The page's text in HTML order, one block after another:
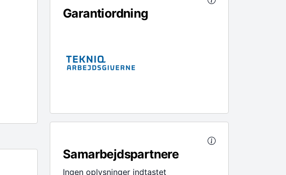
Garantiordning
Samarbejdspartnere
Ingen oplysninger indtastet